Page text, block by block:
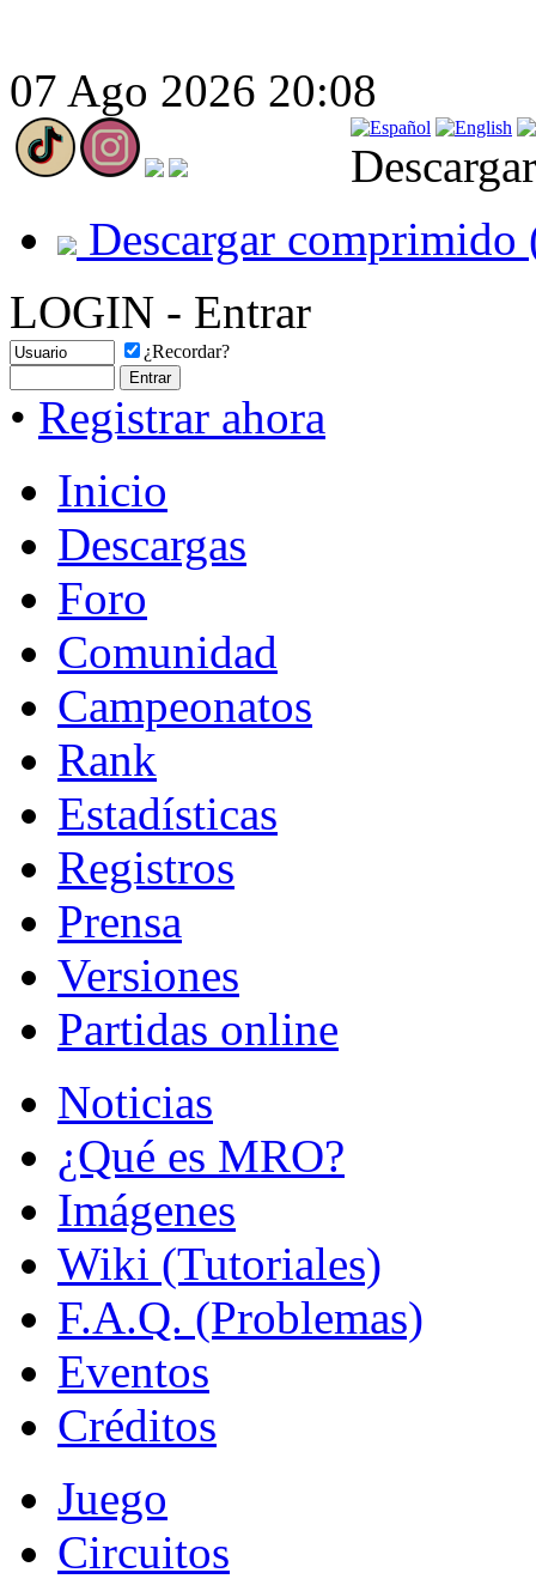
07 Ago 2026 20:08
Descargar comprimido
LOGIN - Entrar
¿Recordar?
• Registrar ahora
Inicio
Descargas
Foro
Comunidad
Campeonatos
Rank
Estadísticas
Registros
Prensa
Versiones
Partidas online
Noticias
¿Qué es MRO?
Imágenes
Wiki (Tutoriales)
F.A.Q. (Problemas)
Eventos
Créditos
Juego
Circuitos